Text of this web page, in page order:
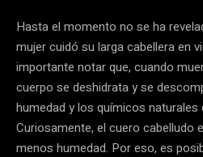
Hasta el momento no se ha
mujer cuidó su larga cabellera en
importante notar que, cuando
cuerpo se deshidrata y se
humedad y los químicos naturales
Curiosamente, el cuero cabelludo
menos humedad. Por eso, es